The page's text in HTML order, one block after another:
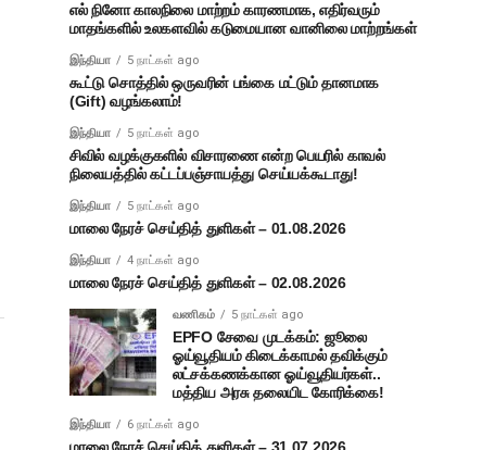
எல் நினோ காலநிலை மாற்றம் காரணமாக, எதிர்வரும்
மாதங்களில் உலகளவில் கடுமையான வானிலை மாற்றங்கள்
இந்தியா 5 நாட்கள் ago
கூட்டு சொத்தில் ஒருவரின் பங்கை மட்டும் தானமாக
(Gift) வழங்கலாம்!
இந்தியா 5 நாட்கள் ago
சிவில் வழக்குகளில் விசாரணை என்ற பெயரில் காவல்
நிலையத்தில் கட்டப்பஞ்சாயத்து செய்யக்கூடாது!
இந்தியா 5 நாட்கள் ago
மாலை நேரச் செய்தித் துளிகள் – 01.08.2026
இந்தியா 4 நாட்கள் ago
மாலை நேரச் செய்தித் துளிகள் – 02.08.2026
வணிகம் 5 நாட்கள் ago
EPFO சேவை முடக்கம்: ஜூலை
ஓய்வூதியம் கிடைக்காமல் தவிக்கும்
லட்சக்கணக்கான ஓய்வூதியர்கள்..
மத்திய அரசு தலையிட கோரிக்கை!
இந்தியா 6 நாட்கள் ago